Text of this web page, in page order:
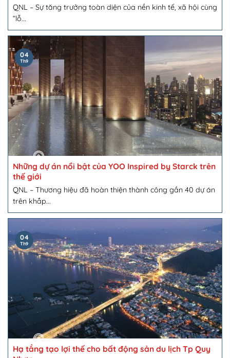
QNL – Sự tăng trưởng toàn diện của nền kinh tế, xã hội cùng
“lỗ...
Những dự án nổi bật của YOO Inspired by Starck trên
thế giới
QNL – Thương hiệu đã hoàn thiện thành công gần 40 dự án
trên khắp...
04
Th9
Hạ tầng tạo lợi thế cho bất động sản du lịch Tp Quy
04
Th9